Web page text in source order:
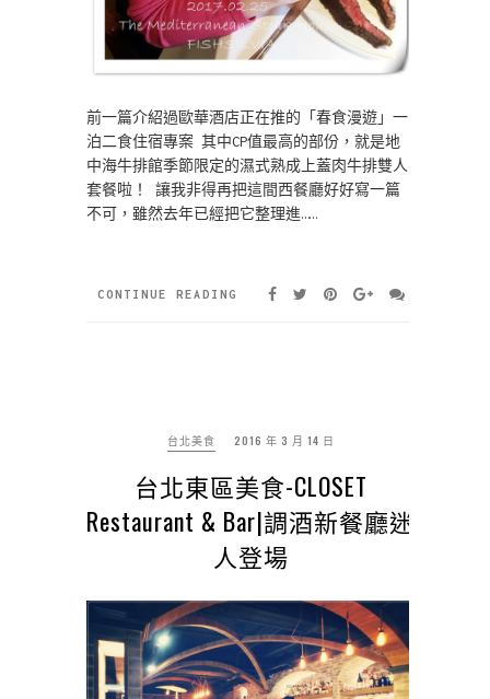
前一篇介紹過歐華酒店正在推的「春食漫遊」一
泊二食住宿專案 其中CP值最高的部份，就是地
中海牛排館季節限定的濕式熟成上蓋肉牛排雙人
套餐啦！ 讓我非得再把這間西餐廳好好寫一篇
不可，雖然去年已經把它整理進……
CONTINUE READING
台北美食 2016 年 3 月 14 日
台北東區美食-CLOSET
Restaurant & Bar|調酒新餐廳迷
人登場